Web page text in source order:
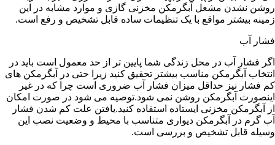
روشن نشدن مشعل آبگرمکن مخزنی گازی و موارد مشابه در این
زمینه بیشتر مواقع با یک تنظیمات ساده قابل تشخیص و رفع است.
فشار آب
اگر فشار آب در محل زندگی شما پایین تر از حد معمول است باید در
انتخاب آبگرمکن مناسب بیشتر تحقیق کنید زیرا حتی در آبگرمکن های
کم فشار نیز حداقل میزان فشار آب ضروری است چرا که در غیر
اینصورت آبگرمکن روشن نمی شود.توصیه می شود در صورت امکان
از آبگرمکن مخزنی ایستاده استفاده کنید.یافتن علت کم شدن فشار
آب گرم در آبگرمکن دیواری متناسب با محیط و وضعیت نصب این
وسیله قابل تشخیص و بررسی است.